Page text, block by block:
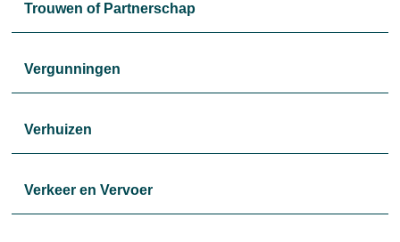
Trouwen of Partnerschap
Vergunningen
Verhuizen
Verkeer en Vervoer